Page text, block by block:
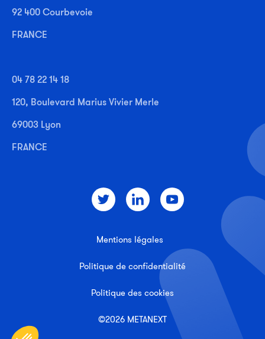
92 400 Courbevoie
FRANCE
04 78 22 14 18
120, Boulevard Marius Vivier Merle
69003 Lyon
FRANCE
Mentions légales
Politique de confidentialité
Politique des cookies
©2026 METANEXT